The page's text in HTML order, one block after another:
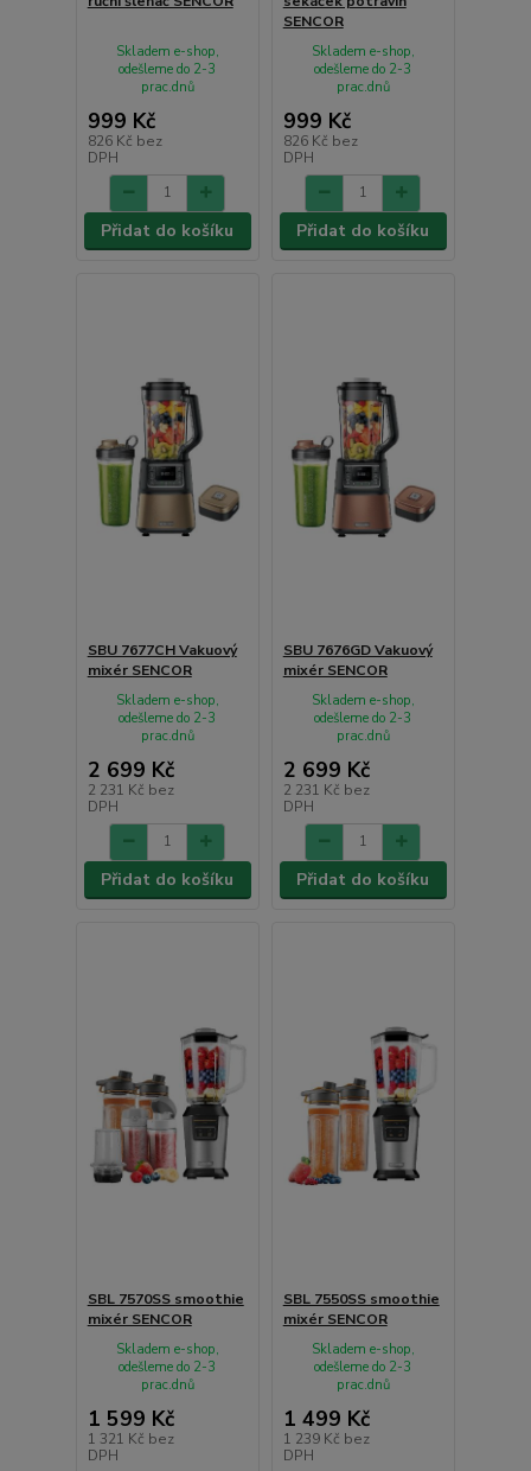
999 Kč
826 Kč bez
DPH
Skladem e-shop,
odešleme do 2-3
prac.dnů
Přidat do košíku
SENCOR
999 Kč
826 Kč bez
DPH
Skladem e-shop,
odešleme do 2-3
prac.dnů
Přidat do košíku
SBU 7677CH Vakuový
mixér SENCOR
2 699 Kč
2 231 Kč bez
DPH
Skladem e-shop,
odešleme do 2-3
prac.dnů
Přidat do košíku
SBU 7676GD Vakuový
mixér SENCOR
2 699 Kč
2 231 Kč bez
DPH
Skladem e-shop,
odešleme do 2-3
prac.dnů
Přidat do košíku
SBL 7570SS smoothie
mixér SENCOR
1 599 Kč
1 321 Kč bez
DPH
Skladem e-shop,
odešleme do 2-3
prac.dnů
SBL 7550SS smoothie
mixér SENCOR
1 499 Kč
1 239 Kč bez
DPH
Skladem e-shop,
odešleme do 2-3
prac.dnů